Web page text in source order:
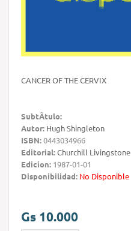
CANCER OF THE CERVIX
SubtÃ­tulo:
Autor: Hugh Shingleton
ISBN:0443034966
Editorial:Churchill Livingstone
Edicion: 1987-01-01
Disponibilidad: No Disponible
Gs 10.000